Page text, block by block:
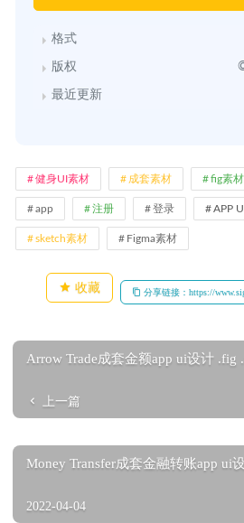
格式
版权
最近更新
健身UI素材 成套素材 fig素材
app 注册 登录 APP
sketch素材 Figma素材
收藏 分享链接：https://
Arrow Trade成套金额app ui设计 .fig
上一篇
Money Transfer成套金融转账app ui
2022-04-04